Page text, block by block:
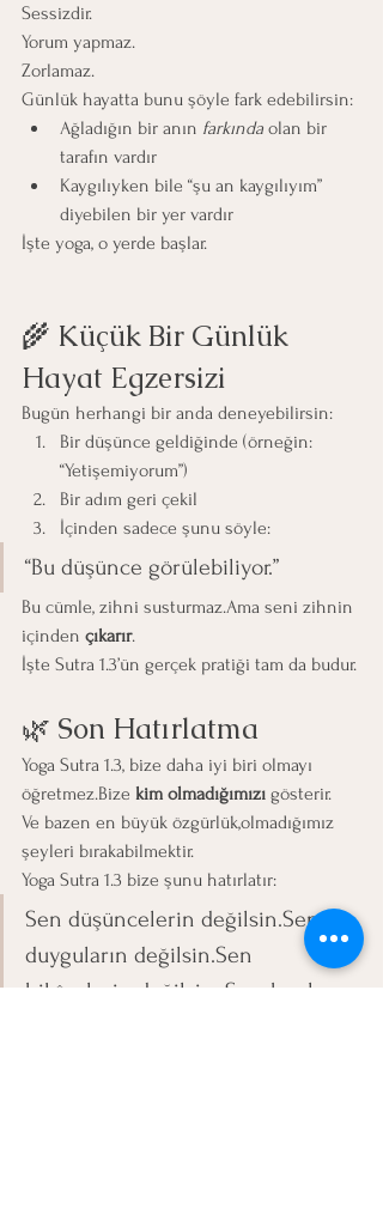
Sessizdir.
Yorum yapmaz.
Zorlamaz.
Günlük hayatta bunu şöyle fark edebilirsin:
Ağladığın bir anın farkında olan bir
tarafın vardır
Kaygılıyken bile “şu an kaygılıyım”
diyebilen bir yer vardır
İşte yoga, o yerde başlar.
🌾 Küçük Bir Günlük
Hayat Egzersizi
Bugün herhangi bir anda deneyebilirsin:
Bir düşünce geldiğinde (örneğin:
“Yetişemiyorum”)
Bir adım geri çekil
İçinden sadece şunu söyle:
“Bu düşünce görülebiliyor.”
Bu cümle, zihni susturmaz.Ama seni zihnin
içinden çıkarır.
İşte Sutra 1.3’ün gerçek pratiği tam da budur.
🌿 Son Hatırlatma
Yoga Sutra 1.3, bize daha iyi biri olmayı
öğretmez.Bize kim olmadığımızı gösterir.
Ve bazen en büyük özgürlük,olmadığımız
şeyleri bırakabilmektir.
Yoga Sutra 1.3 bize şunu hatırlatır:
Sen düşüncelerin değilsin.Sen
duyguların değilsin.Sen
hikâyelerin değilsin. Sen, bunların